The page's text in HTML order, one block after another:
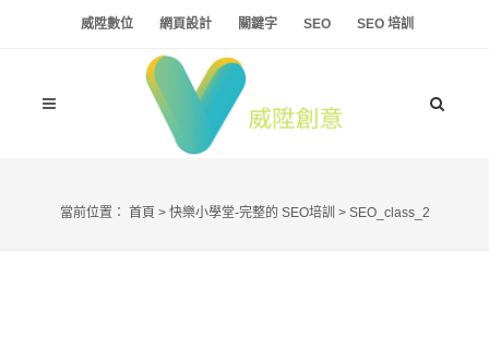
威陞數位 網頁設計 關鍵字 SEO SEO 培訓
當前位置： 首頁 > 快樂小學堂-完整的 SEO培訓 > SEO_class_2